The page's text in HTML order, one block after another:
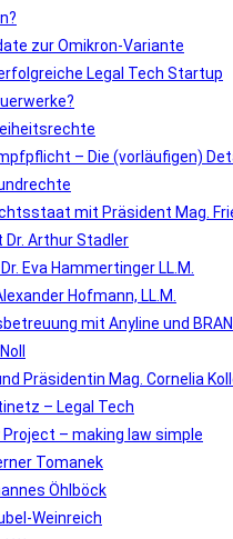
zur Omikron-Variante
Legal Tech Startup
– Die (vorläufigen)
mit Präsident Mag.
Arthur Stadler
Eva Hammertinger LL.M.
Hofmann, LL.M.
mit Anyline und
Präsidentin Mag. Cornelia
– Legal Tech
– making law simple
Tomanek
Öhlböck
Weinreich